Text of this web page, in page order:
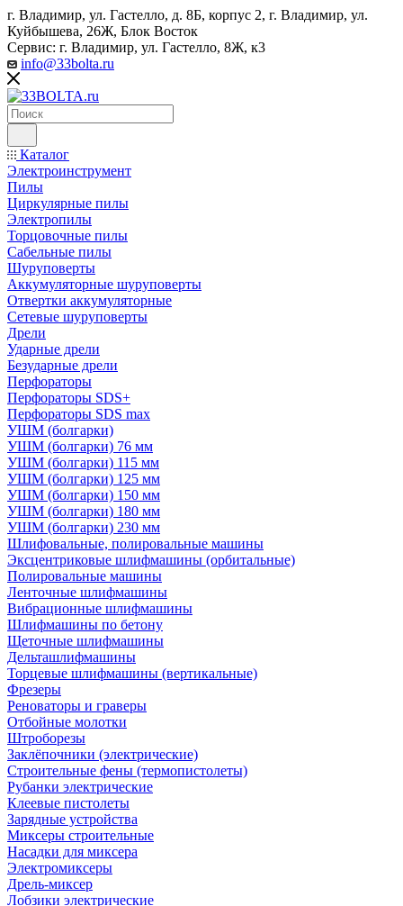
г. Владимир, ул. Гастелло, д. 8Б, корпус 2, г. Владимир, ул. ​
Куйбышева, 26Ж, Блок Восток
Сервис: г. Владимир, ул. Гастелло, 8Ж, к3
info@33bolta.ru
Каталог
Электроинструмент
Пилы
Циркулярные пилы
Электропилы
Торцовочные пилы
Сабельные пилы
Шуруповерты
Аккумуляторные шуруповерты
Отвертки аккумуляторные
Сетевые шуруповерты
Дрели
Ударные дрели
Безударные дрели
Перфораторы
Перфораторы SDS+
Перфораторы SDS max
УШМ (болгарки)
УШМ (болгарки) 76 мм
УШМ (болгарки) 115 мм
УШМ (болгарки) 125 мм
УШМ (болгарки) 150 мм
УШМ (болгарки) 180 мм
УШМ (болгарки) 230 мм
Шлифовальные, полировальные машины
Эксцентриковые шлифмашины (орбитальные)
Полировальные машины
Ленточные шлифмашины
Вибрационные шлифмашины
Шлифмашины по бетону
Щеточные шлифмашины
Дельташлифмашины
Торцевые шлифмашины (вертикальные)
Фрезеры
Реноваторы и граверы
Отбойные молотки
Штроборезы
Заклёпочники (электрические)
Строительные фены (термопистолеты)
Рубанки электрические
Клеевые пистолеты
Зарядные устройства
Миксеры строительные
Насадки для миксера
Электромиксеры
Дрель-миксер
Лобзики электрические